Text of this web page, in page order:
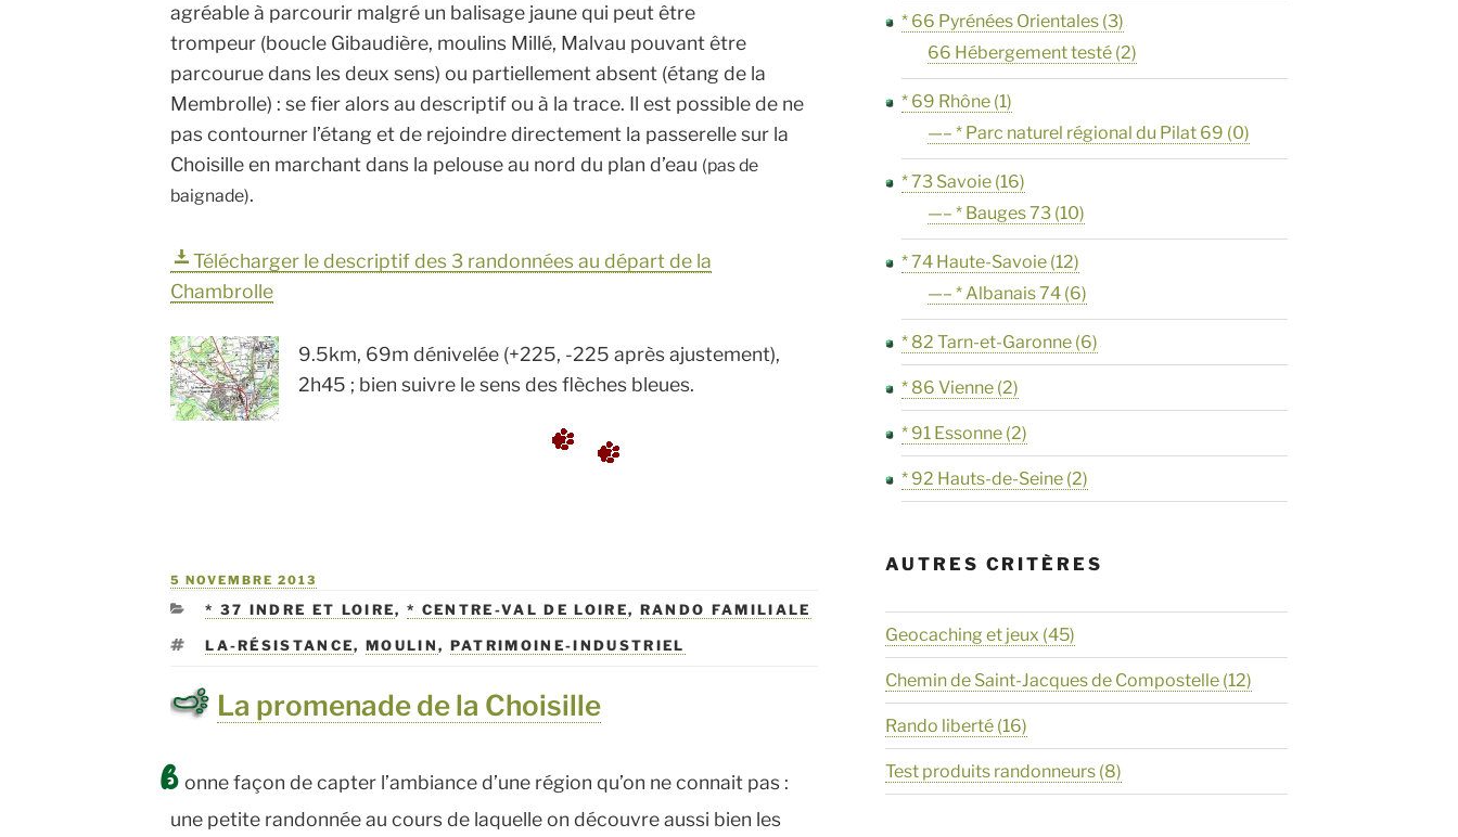
agréable à parcourir malgré un balisage jaune qui peut être
trompeur (boucle Gibaudière, moulins Millé, Malvau pouvant être
parcourue dans les deux sens) ou partiellement absent (étang de la
Membrolle) : se fier alors au descriptif ou à la trace. Il est possible de ne
pas contourner l’étang et de rejoindre directement la passerelle sur la
Choisille en marchant dans la pelouse au nord du plan d’eau (pas de
baignade).
Télécharger le descriptif des 3 randonnées au départ de la
Chambrolle
9.5km, 69m dénivelée (+225, -225 après ajustement),
2h45 ; bien suivre le sens des flèches bleues.
PUBLIÉ
5 NOVEMBRE 2013
CATÉGORIES
* 37 INDRE ET LOIRE,* CENTRE-VAL DE LOIRE, RANDO FAMILIALE
ÉTIQUETTES
LA-RÉSISTANCE,MOULIN, PATRIMOINE-INDUSTRIEL
La promenade de la Choisille
B onne façon de capter l’ambiance d’une région qu’on ne connait pas :
une petite randonnée au cours de laquelle on découvre aussi bien les
* 66 Pyrénées Orientales (3)
66 Hébergement testé (2)
* 69 Rhône (1)
—– * Parc naturel régional du Pilat 69 (0)
* 73 Savoie (16)
—– * Bauges 73 (10)
* 74 Haute-Savoie (12)
—– * Albanais 74 (6)
* 82 Tarn-et-Garonne (6)
* 86 Vienne (2)
* 91 Essonne (2)
* 92 Hauts-de-Seine (2)
AUTRES CRITÈRES
Geocaching et jeux (45)
Chemin de Saint-Jacques de Compostelle (12)
Rando liberté (16)
Test produits randonneurs (8)